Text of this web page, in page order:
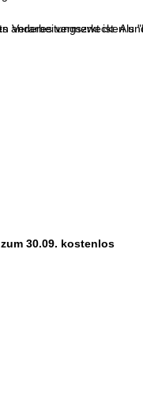
Verarbeitungszwecken
vermerkt ist. Als
30.09. kostenlos